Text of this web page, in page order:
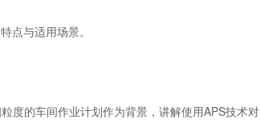
点与适用场景。
度的车间作业计划作为背景，讲解使用APS技术对